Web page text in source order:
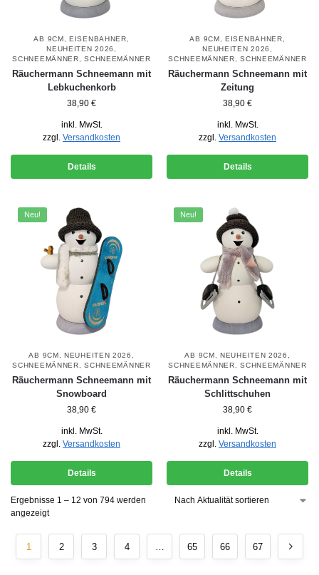
AB 9CM,EISENBAHNER,
NEUHEITEN 2026 ,
SCHNEEMÄNNER,SCHNEEMÄNNER
Räuchermann Schneemann mit
Lebkuchenkorb
38,90 €
inkl. MwSt.
zzgl. Versandkosten
Details
AB 9CM,EISENBAHNER,
NEUHEITEN 2026 ,
SCHNEEMÄNNER,SCHNEEMÄNNER
Räuchermann Schneemann mit
Zeitung
38,90 €
inkl. MwSt.
zzgl. Versandkosten
Details
Neu!
AB 9CM,NEUHEITEN 2026 ,
SCHNEEMÄNNER,SCHNEEMÄNNER
Räuchermann Schneemann mit
Snowboard
38,90 €
inkl. MwSt.
zzgl. Versandkosten
Details
Neu!
AB 9CM,NEUHEITEN 2026 ,
SCHNEEMÄNNER,SCHNEEMÄNNER
Räuchermann Schneemann mit
Schlittschuhen
38,90 €
inkl. MwSt.
zzgl. Versandkosten
Details
Ergebnisse 1 – 12 von 794 werden
angezeigt
1 2 3 4 … 65 66 67